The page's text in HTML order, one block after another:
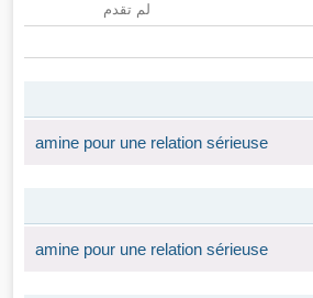
لم تقدم
amine pour une relation sérieuse
amine pour une relation sérieuse